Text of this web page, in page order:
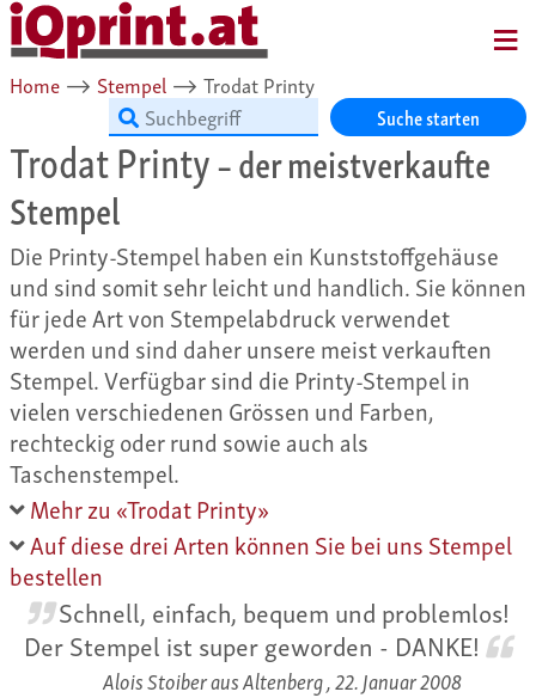
Home ⟶ Stempel ⟶ Trodat Printy
Suche starten
Trodat Printy– der meistverkaufte
Stempel
Die Printy-Stempel haben ein Kunststoffgehäuse
und sind somit sehr leicht und handlich. Sie können
für jede Art von Stempelabdruck verwendet
werden und sind daher unsere meist verkauften
Stempel. Verfügbar sind die Printy-Stempel in
vielen verschiedenen Grössen und Farben,
rechteckig oder rund sowie auch als
Taschenstempel.
Mehr zu «Trodat Printy»
Auf diese drei Arten können Sie bei uns Stempel
bestellen
Schnell, einfach, bequem und problemlos!
Der Stempel ist super geworden - DANKE!
Alois Stoiber aus Altenberg ,22. Januar 2008